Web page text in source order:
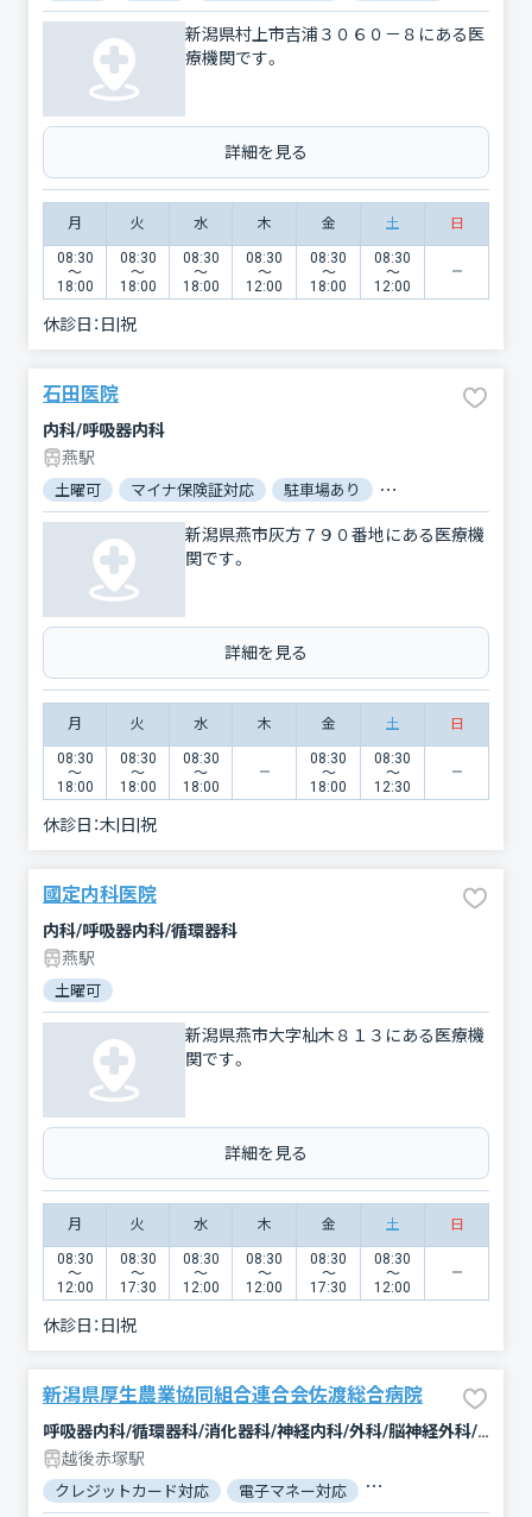
新潟県村上市吉浦３０６０－８にある医
療機関です。
詳細を見る
月 火 水 木 金 土 日
08:30
〜
18:00
08:30
〜
18:00
08:30
〜
18:00
08:30
〜
12:00
08:30
〜
18:00
08:30
〜
12:00
休診日： 日|祝
石田医院
内科/呼吸器内科
燕駅
土曜可 マイナ保険証対応 駐車場あり バリアフリー
新潟県燕市灰方７９０番地にある医療機
関です。
詳細を見る
月 火 水 木 金 土 日
08:30
〜
18:00
08:30
〜
18:00
08:30
〜
18:00
08:30
〜
18:00
08:30
〜
12:30
休診日：木|日|祝
國定内科医院
内科/呼吸器内科/循環器科
燕駅
土曜可
新潟県燕市大字杣木８１３にある医療機
関です。
詳細を見る
月 火 水 木 金 土 日
08:30
〜
12:00
08:30
〜
17:30
08:30
〜
12:00
08:30
〜
12:00
08:30
〜
17:30
08:30
〜
12:00
休診日： 日|祝
新潟県厚生農業協同組合連合会佐渡総合病院
呼吸器内科/循環器科/消化器科/神経内科/外科/脳神経外科/心臓血管外科/整形外科/形成外科/小児科/小児外科/産婦人科/眼科/耳鼻咽喉科/皮膚科/泌尿器科/精神科・神経科/歯科/歯科口腔外科/リハビリテーション/放射線科/麻酔科/血液内科/内分泌科/その他
越後赤塚駅
クレジットカード対応 電子マネー対応 マイナ保険証対応